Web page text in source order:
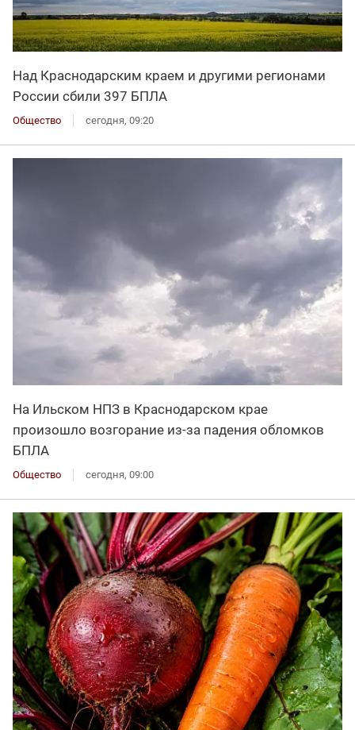
Над Краснодарским краем и другими регионами
России сбили 397 БПЛА
Общество сегодня, 09:20
На Ильском НПЗ в Краснодарском крае
произошло возгорание из-за падения обломков
БПЛА
Общество сегодня, 09:00